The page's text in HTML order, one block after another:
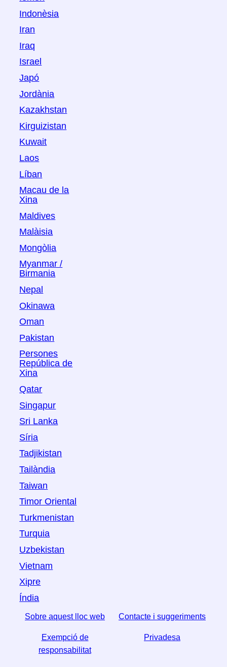
Indonèsia
Iran
Iraq
Israel
Japó
Jordània
Kazakhstan
Kirguizistan
Kuwait
Laos
Líban
Macau de la
Xina
Maldives
Malàisia
Mongòlia
Myanmar /
Birmania
Nepal
Okinawa
Oman
Pakistan
Persones
República de
Xina
Qatar
Singapur
Sri Lanka
Síria
Tadjikistan
Tailàndia
Taiwan
Timor Oriental
Turkmenistan
Turquia
Uzbekistan
Vietnam
Xipre
Índia
Sobre aquest lloc web Contacte i suggeriments
Exempció de
responsabilitat
Privadesa